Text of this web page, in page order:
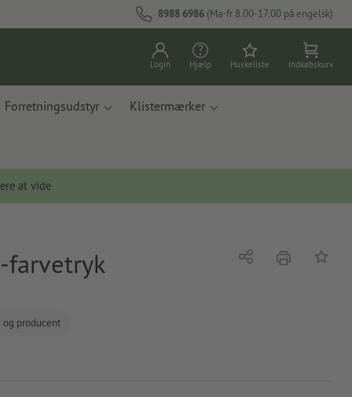
8988 6986 (Ma-fr 8.00-17.00 på engelsk)
Login Hjælp Huskeliste Indkøbskurv
Forretningsudstyr Klistermærker
at vide
farvetryk
og producent
Del tryk Tilføj